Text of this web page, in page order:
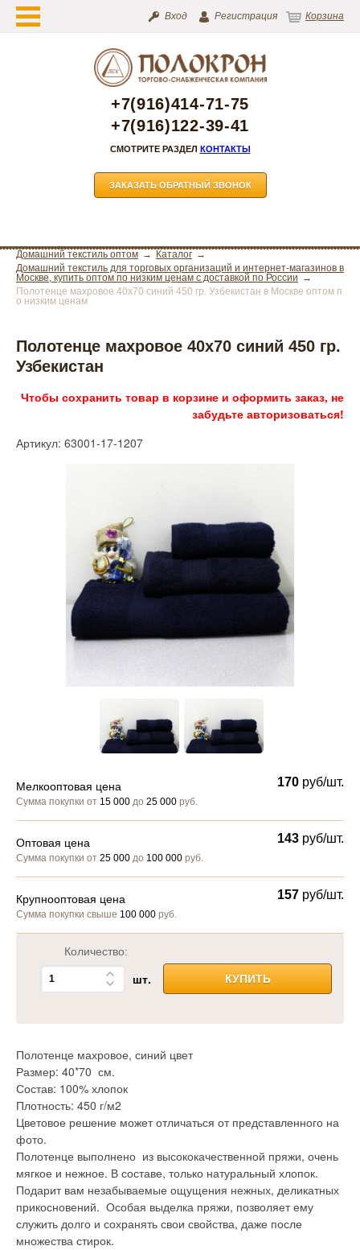
Вход Регистрация Корзина
+7(916)414-71-75
+7(916)122-39-41
СМОТРИТЕ РАЗДЕЛ КОНТАКТЫ
ЗАКАЗАТЬ ОБРАТНЫЙ ЗВОНОК
Домашний текстиль оптом
Каталог
Домашний текстиль для торговых организаций и интернет-магазинов в
Москве, купить оптом по низким ценам с доставкой по России
Полотенце махровое 40х70 синий 450 гр. Узбекистан в Москве оптом п
о низким ценам
Полотенце махровое 40х70 синий 450 гр.
Узбекистан
Чтобы сохранить товар в корзине и оформить заказ, не
забудьте авторизоваться!
Артикул: 63001-17-1207
Мелкооптовая цена
Сумма покупки от 15 000 до 25 000 руб.
170 руб/шт.
Оптовая цена
Сумма покупки от 25 000 до 100 000 руб.
143 руб/шт.
Крупнооптовая цена
Сумма покупки свыше 100 000 руб.
157 руб/шт.
Количество:
шт. КУПИТЬ
Полотенце махровое, синий цвет
Размер: 40*70 см.
Состав: 100% хлопок
Плотность: 450 г/м2
Цветовое решение может отличаться от представленного на
фото.
Полотенце выполнено из высококачественной пряжи, очень
мягкое и нежное. В составе, только натуральный хлопок.
Подарит вам незабываемые ощущения нежных, деликатных
прикосновений. Особая выделка пряжи, позволяет ему
служить долго и сохранять свои свойства, даже после
множества стирок.